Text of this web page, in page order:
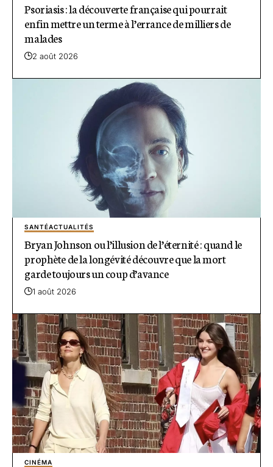
Psoriasis : la découverte française qui pourrait
enfin mettre un terme à l’errance de milliers de
malades
2 août 2026
SANTÉACTUALITÉS
Bryan Johnson ou l’illusion de l’éternité : quand le
prophète de la longévité découvre que la mort
garde toujours un coup d’avance
1 août 2026
CINÉMA